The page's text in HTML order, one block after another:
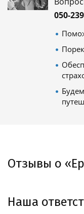
050-
Отзывы о
Наша